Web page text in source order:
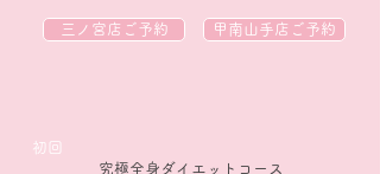
三ノ宮店ご予約 甲南山手店ご予約
究極全身ダイエットコース
​初回